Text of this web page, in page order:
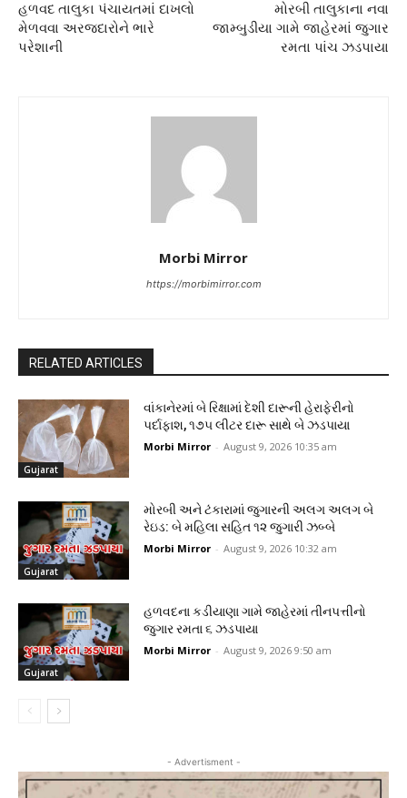
હળવદ તાલુકા પંચાયતમાં દાખલો
મેળવવા અરજદારોને ભારે
પરેશાની
મોરબી તાલુકાના નવા
જામ્બુડીયા ગામે જાહેરમાં જુગાર
રમતા પાંચ ઝડપાયા
Morbi Mirror
https://morbimirror.com
RELATED ARTICLES
Gujarat
વાંકાનેરમાં બે રિક્ષામાં દેશી દારૂની હેરાફેરીનો
પર્દાફાશ, ૧૭૫ લીટર દારૂ સાથે બે ઝડપાયા
Morbi Mirror - August 9, 2026 10:35 am
Gujarat
મોરબી અને ટંકારામાં જુગારની અલગ અલગ બે
રેઇડ: બે મહિલા સહિત ૧૨ જુગારી ઝબ્બે
Morbi Mirror - August 9, 2026 10:32 am
Gujarat
હળવદના કડીયાણા ગામે જાહેરમાં તીનપત્તીનો
જુગાર રમતા ૬ ઝડપાયા
Morbi Mirror - August 9, 2026 9:50 am
- Advertisment -